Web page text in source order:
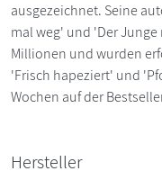
ausgezeichnet. Seine
mal weg' und 'Der
Millionen und wurden
'Frisch hapeziert' und
Wochen auf der
Hersteller